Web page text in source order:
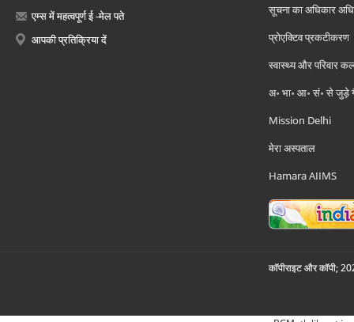
एम्स में महत्वपूर्ण ई -मेल पते
आपकी प्रतिक्रिया दें
सूचना का अधिकार
प्रोएक्टिव प्रकटीकरण
स्वास्थ्य और परिवार
अ॰ भा॰ आ॰ सं॰ से जुड़े
Mission Delhi
मेरा अस्पताल
Hamara AIIMS
कॉपीराइट और कॉपी;